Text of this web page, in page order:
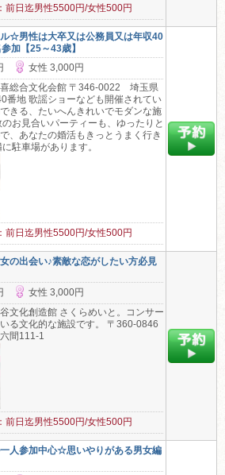
前日迄男性5500円/女性500円
☆男性は大卒又は公務員又は年収40
加【25～43歳】
女性 3,000円
総合文化会館 〒346-0022 埼玉県
番地 歌謡ショーなども開催されてい
きる、たいへんきれいでモダンな施
お見合いパーティーも、ゆったりと
、あなたの婚活もきっとうまく行き
駐車場があります。
前日迄男性5500円/女性500円
の出会い♪素敵な恋がしたい方必見
女性 3,000円
文化創造館 さくらめいと。コンサー
る文化的な施設です。 〒360-0846
間111-1
前日迄男性5500円/女性500円
人参加中心☆思いやりがある男女編